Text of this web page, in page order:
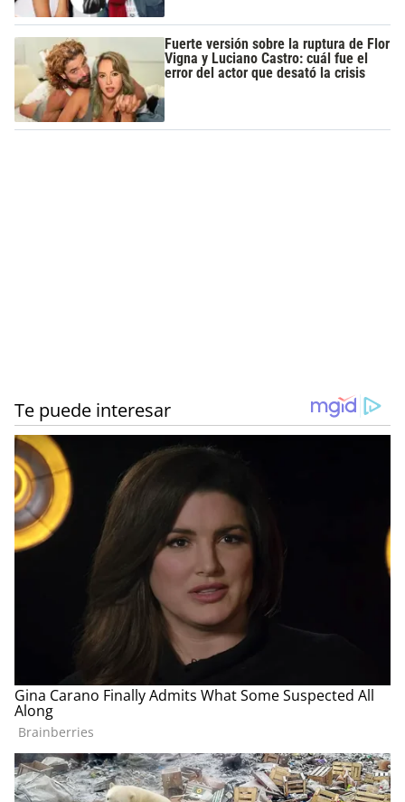
Fuerte versión sobre la ruptura de Flor
Vigna y Luciano Castro: cuál fue el
error del actor que desató la crisis